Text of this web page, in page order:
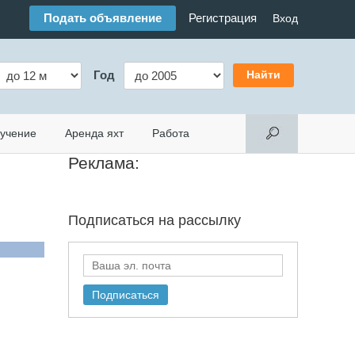
Подать объявление Регистрация Вход
Год
Аренда яхт Работа
Реклама:
Подписаться на рассылку